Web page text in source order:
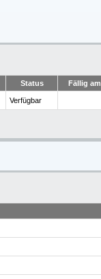
Status Fällig am
Verfügbar